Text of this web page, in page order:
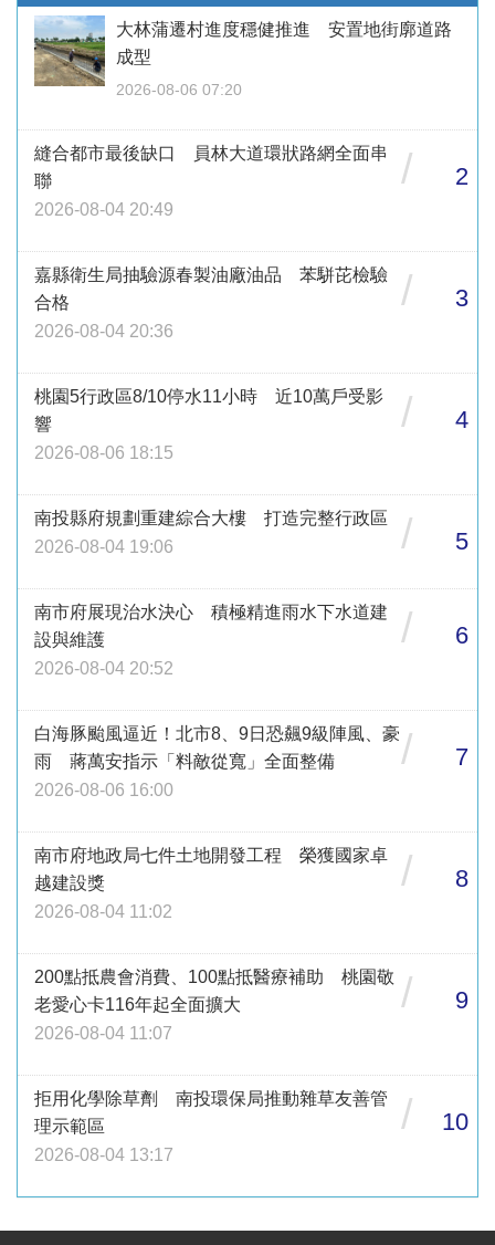
大林蒲遷村進度穩健推進 安置地街廓道路
成型
2026-08-06 07:20
縫合都市最後缺口 員林大道環狀路網全面串
聯
2026-08-04 20:49
/ 2
嘉縣衛生局抽驗源春製油廠油品 苯駢芘檢驗
合格
2026-08-04 20:36
/ 3
桃園5行政區8/10停水11小時 近10萬戶受影
響
2026-08-06 18:15
/ 4
南投縣府規劃重建綜合大樓 打造完整行政區
2026-08-04 19:06
/ 5
南市府展現治水決心 積極精進雨水下水道建
設與維護
2026-08-04 20:52
/ 6
白海豚颱風逼近！北市8、9日恐飆9級陣風、豪
雨 蔣萬安指示「料敵從寬」全面整備
2026-08-06 16:00
/ 7
南市府地政局七件土地開發工程 榮獲國家卓
越建設獎
2026-08-04 11:02
/ 8
200點抵農會消費、100點抵醫療補助 桃園敬
老愛心卡116年起全面擴大
2026-08-04 11:07
/ 9
拒用化學除草劑 南投環保局推動雜草友善管
理示範區
2026-08-04 13:17
/ 10